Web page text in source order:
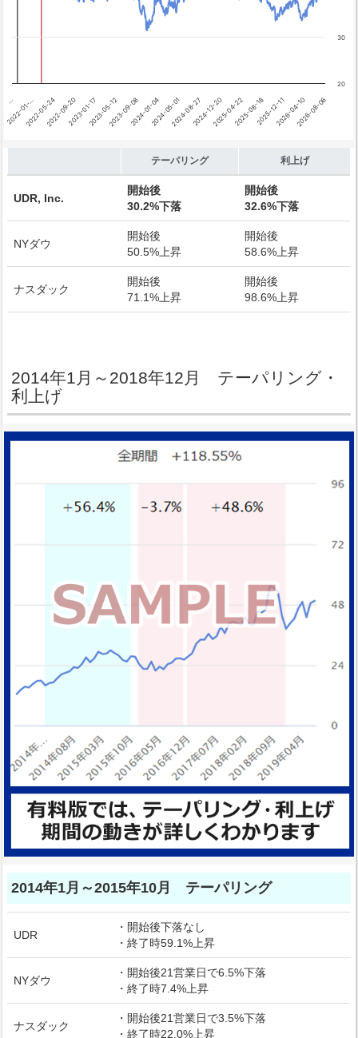
…
2022-01-…2022-05-242022-09-202023-01-172023-05-122023-09-082024-01-042024-05-012024-08-272024-12-202025-04-222025-08-182025-12-112026-04-102026-08-06
30
20
テーパリング 利上げ
UDR, Inc.
開始後
30.2%下落
開始後
32.6%下落
NYダウ
開始後
50.5%上昇
開始後
58.6%上昇
ナスダック
開始後
71.1%上昇
開始後
98.6%上昇
2014年1月～2018年12月 テーパリング・
利上げ
2014年1月～2015年10月 テーパリング
UDR
・開始後下落なし
・終了時59.1%上昇
NYダウ
・開始後21営業日で6.5%下落
・終了時7.4%上昇
ナスダック
・開始後21営業日で3.5%下落
・終了時22.0%上昇